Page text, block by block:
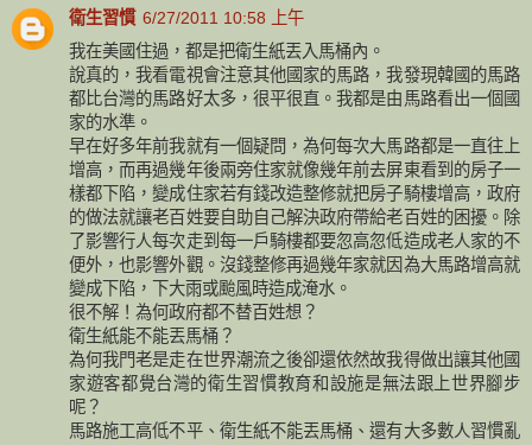
衛生習慣 6/27/2011 10:58 上午
我在美國住過，都是把衛生紙丟入馬桶內。
說真的，我看電視會注意其他國家的馬路，我發現韓國的馬路
都比台灣的馬路好太多，很平很直。我都是由馬路看出一個國
家的水準。
早在好多年前我就有一個疑問，為何每次大馬路都是一直往上
增高，而再過幾年後兩旁住家就像幾年前去屏東看到的房子一
樣都下陷，變成住家若有錢改造整修就把房子騎樓增高，政府
的做法就讓老百姓要自助自己解決政府帶給老百姓的困擾。除
了影響行人每次走到每一戶騎樓都要忽高忽低造成老人家的不
便外，也影響外觀。沒錢整修再過幾年家就因為大馬路增高就
變成下陷，下大雨或颱風時造成淹水。
很不解！為何政府都不替百姓想？
衛生紙能不能丟馬桶？
為何我門老是走在世界潮流之後卻還依然故我得做出讓其他國
家遊客都覺台灣的衛生習慣教育和設施是無法跟上世界腳步
呢？
馬路施工高低不平、衛生紙不能丟馬桶、還有大多數人習慣亂